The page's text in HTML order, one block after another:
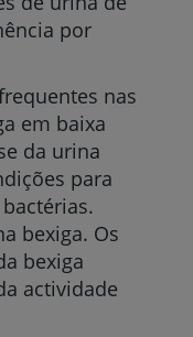
por
nas
em baixa
da urina
para
bexiga. Os
bexiga
actividade